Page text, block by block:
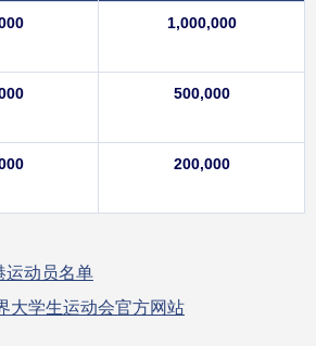
1,000,000
500,000
200,000
运动员名单
大学生运动会官方网站